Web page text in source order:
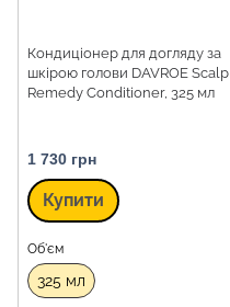
Кондиціонер для догляду за
шкірою голови DAVROE Scalp
Remedy Conditioner, 325 мл
1 730 грн
Купити
Об'єм
325 мл